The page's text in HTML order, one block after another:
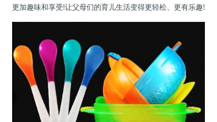
更加趣味和享受!让父母们的育儿生活变得更轻松、更有乐趣!